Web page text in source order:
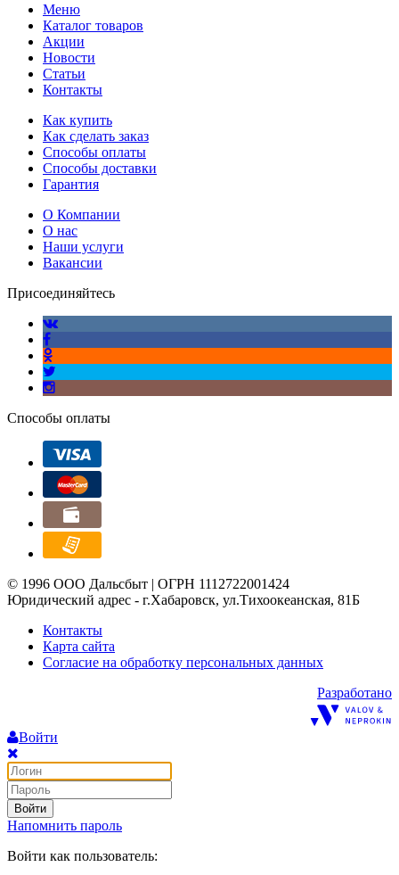
Меню
Каталог товаров
Акции
Новости
Статьи
Контакты
Как купить
Как сделать заказ
Способы оплаты
Способы доставки
Гарантия
О Компании
О нас
Наши услуги
Вакансии
Присоединяйтесь
Способы оплаты
© 1996 ООО Дальсбыт | ОГРН 1112722001424
Юридический адрес - г.Хабаровск, ул.Тихоокеанская, 81Б
Контакты
Карта сайта
Согласие на обработку персональных данных
Разработано
Войти
Войти
Напомнить пароль
Войти как пользователь: